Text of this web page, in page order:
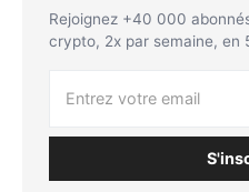
Rejoignez +40 000
crypto, 2x par semaine, en